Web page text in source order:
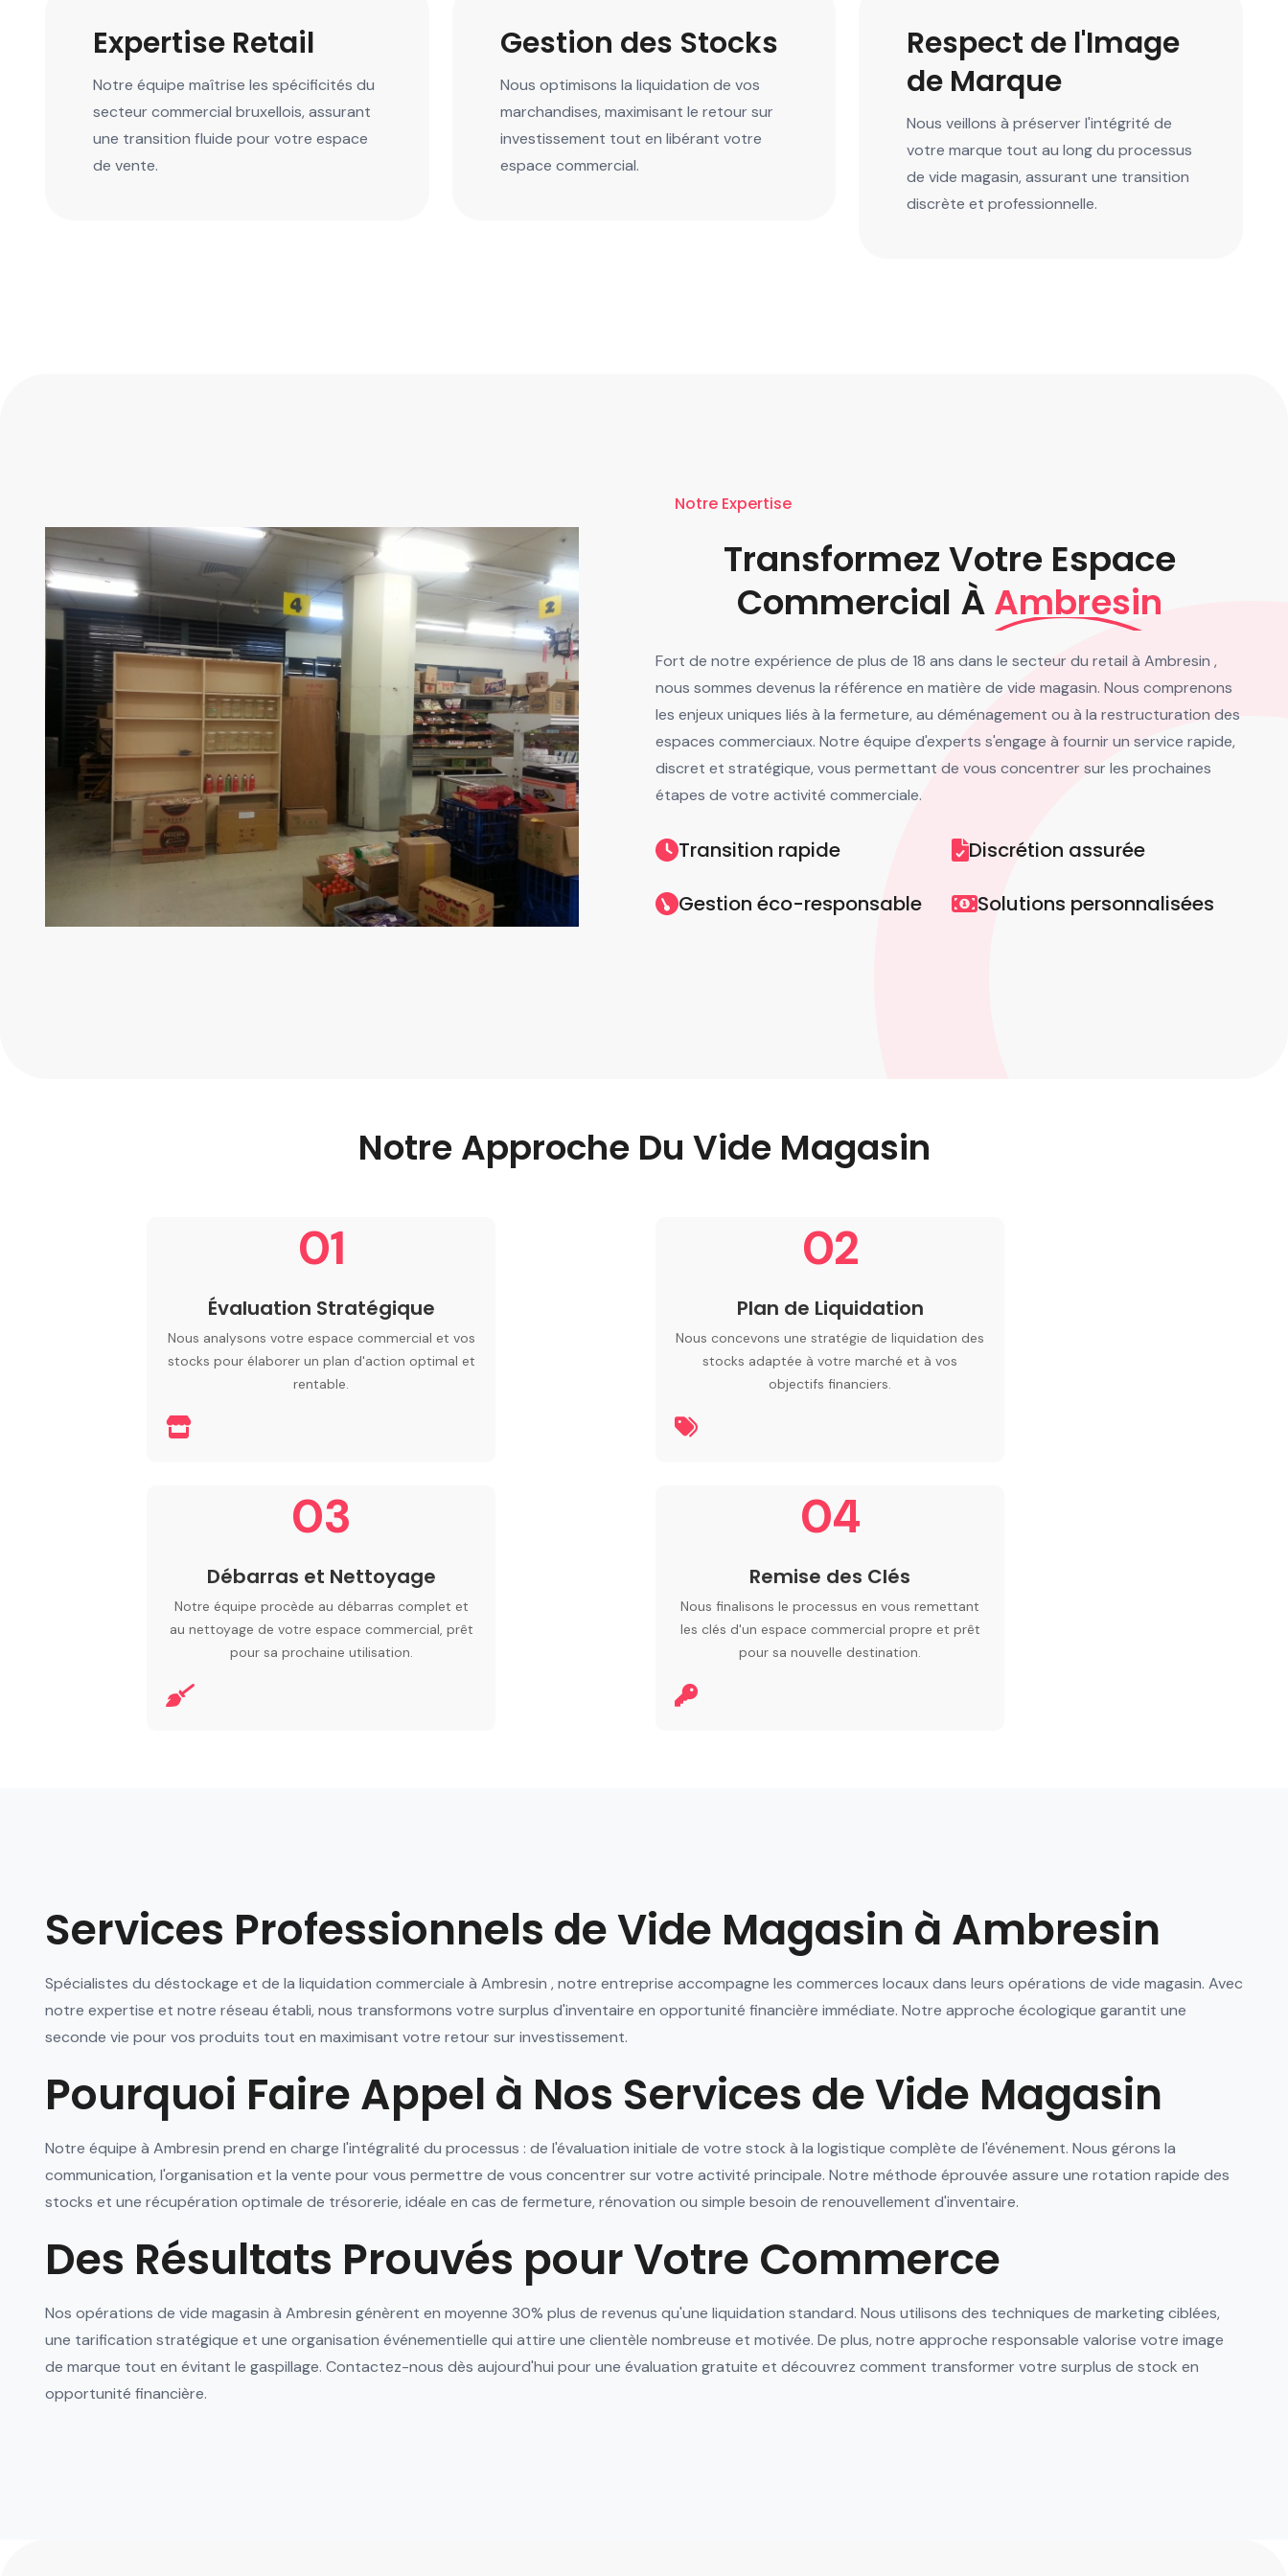
Expertise Retail
Notre équipe maîtrise les spécificités du
secteur commercial bruxellois, assurant
une transition fluide pour votre espace
de vente.
Gestion des Stocks
Nous optimisons la liquidation de vos
marchandises, maximisant le retour sur
investissement tout en libérant votre
espace commercial.
Respect de l'Image
de Marque
Nous veillons à préserver l'intégrité de
votre marque tout au long du processus
de vide magasin, assurant une transition
discrète et professionnelle.
Notre Expertise
Transformez Votre Espace
Commercial ÀAmbresin
Fort de notre expérience de plus de 18 ans dans le secteur du retail à Ambresin ,
nous sommes devenus la référence en matière de vide magasin. Nous comprenons
les enjeux uniques liés à la fermeture, au déménagement ou à la restructuration des
espaces commerciaux. Notre équipe d'experts s'engage à fournir un service rapide,
discret et stratégique, vous permettant de vous concentrer sur les prochaines
étapes de votre activité commerciale.
Transition rapide
Gestion éco-responsable
Discrétion assurée
Solutions personnalisées
Notre Approche Du Vide Magasin
01
Évaluation Stratégique
Nous analysons votre espace commercial et vos
stocks pour élaborer un plan d'action optimal et
rentable.
02
Plan de Liquidation
Nous concevons une stratégie de liquidation des
stocks adaptée à votre marché et à vos
objectifs financiers.
03
Débarras et Nettoyage
Notre équipe procède au débarras complet et
au nettoyage de votre espace commercial, prêt
pour sa prochaine utilisation.
04
Remise des Clés
Nous finalisons le processus en vous remettant
les clés d'un espace commercial propre et prêt
pour sa nouvelle destination.
Services Professionnels de Vide Magasin à Ambresin
Spécialistes du déstockage et de la liquidation commerciale à Ambresin , notre entreprise accompagne les commerces locaux dans leurs opérations de vide magasin. Avec
notre expertise et notre réseau établi, nous transformons votre surplus d'inventaire en opportunité financière immédiate. Notre approche écologique garantit une
seconde vie pour vos produits tout en maximisant votre retour sur investissement.
Pourquoi Faire Appel à Nos Services de Vide Magasin
Notre équipe à Ambresin prend en charge l'intégralité du processus : de l'évaluation initiale de votre stock à la logistique complète de l'événement. Nous gérons la
communication, l'organisation et la vente pour vous permettre de vous concentrer sur votre activité principale. Notre méthode éprouvée assure une rotation rapide des
stocks et une récupération optimale de trésorerie, idéale en cas de fermeture, rénovation ou simple besoin de renouvellement d'inventaire.
Des Résultats Prouvés pour Votre Commerce
Nos opérations de vide magasin à Ambresin génèrent en moyenne 30% plus de revenus qu'une liquidation standard. Nous utilisons des techniques de marketing ciblées,
une tarification stratégique et une organisation événementielle qui attire une clientèle nombreuse et motivée. De plus, notre approche responsable valorise votre image
de marque tout en évitant le gaspillage. Contactez-nous dès aujourd'hui pour une évaluation gratuite et découvrez comment transformer votre surplus de stock en
opportunité financière.